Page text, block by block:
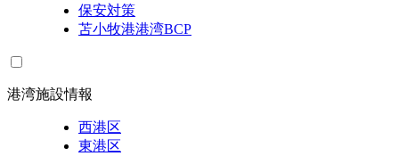
保安対策
苫小牧港港湾BCP
港湾施設情報
西港区
東港区